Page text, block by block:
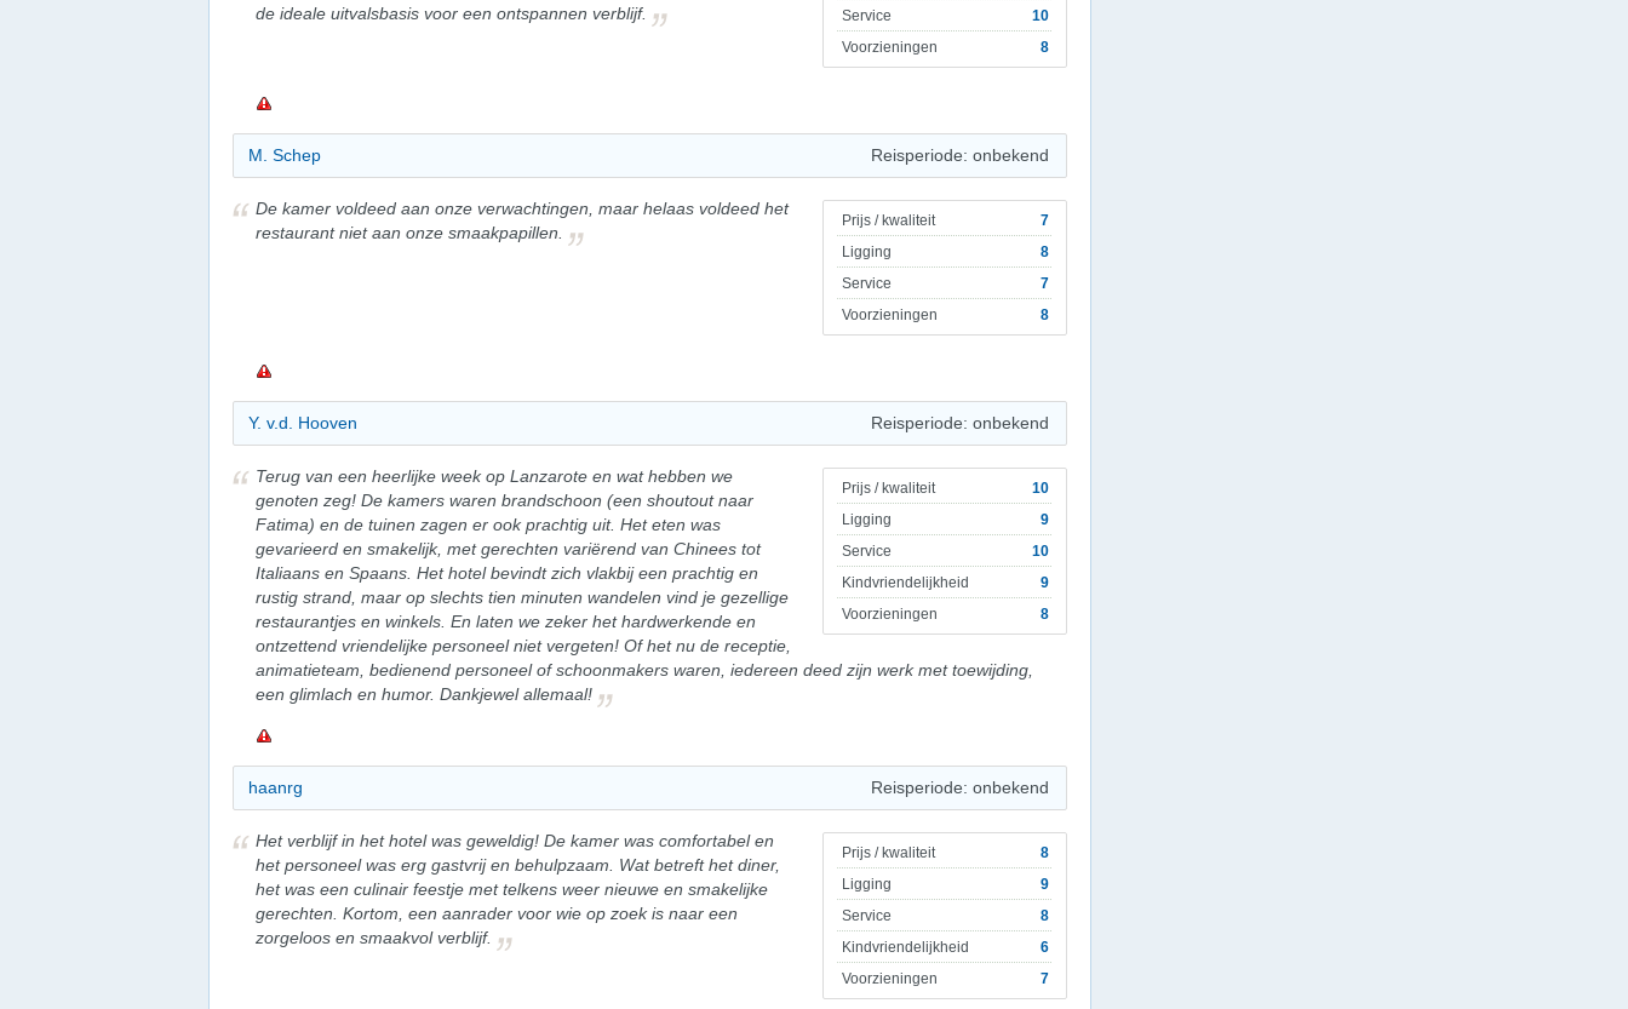
Service
10
Voorzieningen
8
de ideale uitvalsbasis voor een ontspannen verblijf.
M. Schep Reisperiode: onbekend
Prijs / kwaliteit
7
Ligging
8
Service
7
Voorzieningen
8
De kamer voldeed aan onze verwachtingen, maar helaas voldeed het
restaurant niet aan onze smaakpapillen.
Y. v.d. Hooven Reisperiode: onbekend
Prijs / kwaliteit
10
Ligging
9
Service
10
Kindvriendelijkheid
9
Voorzieningen
8
Terug van een heerlijke week op Lanzarote en wat hebben we
genoten zeg! De kamers waren brandschoon (een shoutout naar
Fatima) en de tuinen zagen er ook prachtig uit. Het eten was
gevarieerd en smakelijk, met gerechten variërend van Chinees tot
Italiaans en Spaans. Het hotel bevindt zich vlakbij een prachtig en
rustig strand, maar op slechts tien minuten wandelen vind je gezellige
restaurantjes en winkels. En laten we zeker het hardwerkende en
ontzettend vriendelijke personeel niet vergeten! Of het nu de receptie,
animatieteam, bedienend personeel of schoonmakers waren, iedereen deed zijn werk met toewijding,
een glimlach en humor. Dankjewel allemaal!
haanrg Reisperiode: onbekend
Prijs / kwaliteit
8
Ligging
9
Service
8
Kindvriendelijkheid
6
Voorzieningen
7
Het verblijf in het hotel was geweldig! De kamer was comfortabel en
het personeel was erg gastvrij en behulpzaam. Wat betreft het diner,
het was een culinair feestje met telkens weer nieuwe en smakelijke
gerechten. Kortom, een aanrader voor wie op zoek is naar een
zorgeloos en smaakvol verblijf.